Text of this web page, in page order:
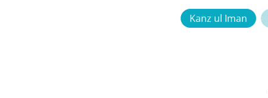
Kanz ul Iman